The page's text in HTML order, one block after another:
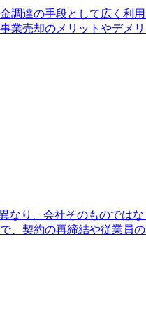
達の手段として広く利
売却のメリットやデメ
り、会社そのものでは
契約の再締結や従業員